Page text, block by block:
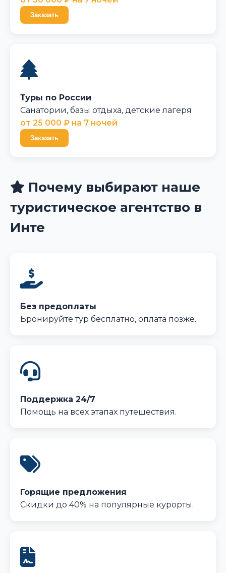
Заказать
Туры по России
Санатории, базы отдыха, детские лагеря
от 25 000 ₽ на 7 ночей
Заказать
Почему выбирают наше
туристическое агентство в
Инте
Без предоплаты
Бронируйте тур бесплатно, оплата позже.
Поддержка 24/7
Помощь на всех этапах путешествия.
Горящие предложения
Скидки до 40% на популярные курорты.